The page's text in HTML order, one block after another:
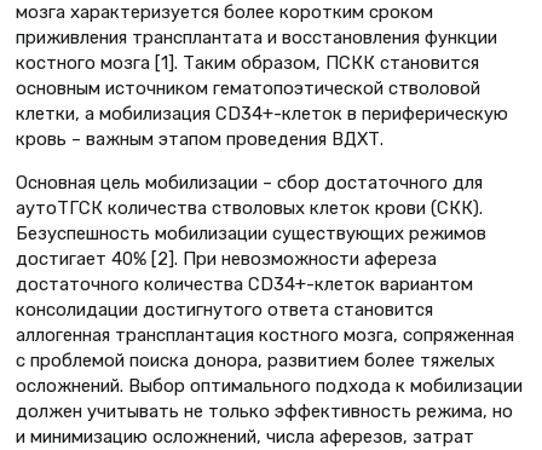
мозга характеризуется более коротким сроком
приживления трансплантата и восстановления функции
костного мозга [1]. Таким образом, ПСКК становится
основным источником гематопоэтической стволовой
клетки, а мобилизация CD34+-клеток в периферическую
кровь – важным этапом проведения ВДХТ.
Основная цель мобилизации – сбор достаточного для
аутоТГСК количества стволовых клеток крови (СКК).
Безуспешность мобилизации существующих режимов
достигает 40% [2]. При невозможности афереза
достаточного количества CD34+-клеток вариантом
консолидации достигнутого ответа становится
аллогенная трансплантация костного мозга, сопряженная
с проблемой поиска донора, развитием более тяжелых
осложнений. Выбор оптимального подхода к мобилизации
должен учитывать не только эффективность режима, но
и минимизацию осложнений, числа аферезов, затрат